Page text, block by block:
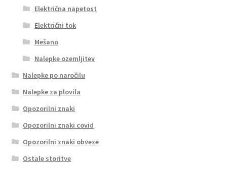
Električna napetost
Električni tok
Mešano
Nalepke ozemljitev
Nalepke po naročilu
Nalepke za plovila
Opozorilni znaki
Opozorilni znaki covid
Opozorilni znaki obveze
Ostale storitve